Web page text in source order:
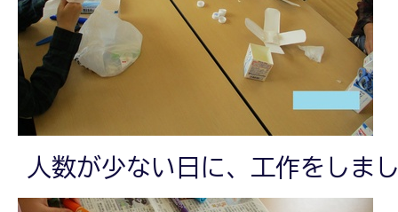
人数が少ない日に、工作をしま